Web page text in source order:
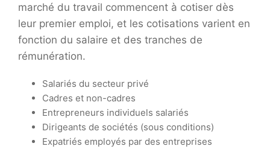
marché du travail commencent à cotiser dès
leur premier emploi, et les cotisations varient en
fonction du salaire et des tranches de
rémunération.
Salariés du secteur privé
Cadres et non-cadres
Entrepreneurs individuels salariés
Dirigeants de sociétés (sous conditions)
Expatriés employés par des entreprises